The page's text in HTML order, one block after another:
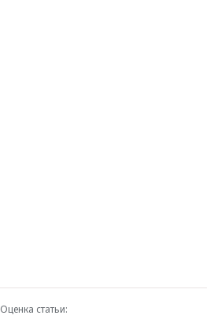
Оценка статьи: